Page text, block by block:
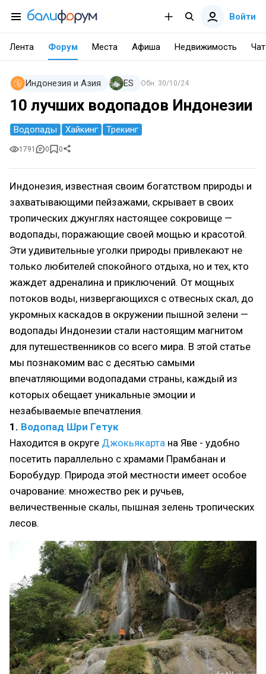
Войти
Лента Форум Места Афиша Недвижимость Чат
Индонезия и Азия ES Обн. 30/10/24
10 лучших водопадов Индонезии
Водопады Хайкинг Трекинг
1791 0 0
Индонезия, известная своим богатством природы и
захватывающими пейзажами, скрывает в своих
тропических джунглях настоящее сокровище —
водопады, поражающие своей мощью и красотой.
Эти удивительные уголки природы привлекают не
только любителей спокойного отдыха, но и тех, кто
жаждет адреналина и приключений. От мощных
потоков воды, низвергающихся с отвесных скал, до
укромных каскадов в окружении пышной зелени —
водопады Индонезии стали настоящим магнитом
для путешественников со всего мира. В этой статье
мы познакомим вас с десятью самыми
впечатляющими водопадами страны, каждый из
которых обещает уникальные эмоции и
незабываемые впечатления.
1. Водопад Шри Гетук
Находится в округе Джокьякарта на Яве - удобно
посетить параллельно с храмами Прамбанан и
Боробудур. Природа этой местности имеет особое
очарование: множество рек и ручьев,
величественные скалы, пышная зелень тропических
лесов.